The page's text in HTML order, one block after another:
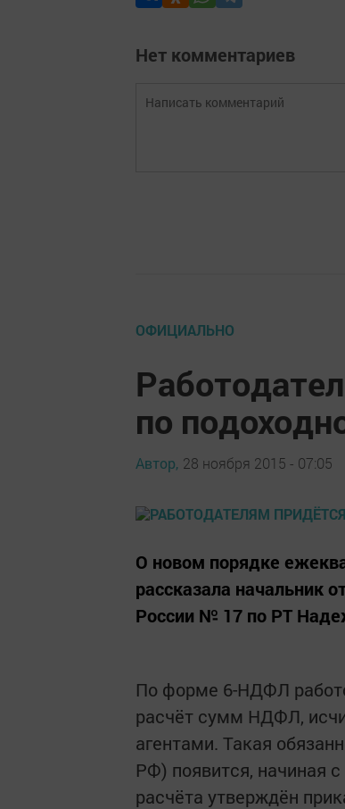
Нет комментариев
ОФИЦИАЛЬНО
по
Автор, 28 ноября 2015 - 07:05
О новом порядке
рассказала начальник
России № 17 по РТ
По форме 6-НДФЛ
расчёт сумм НДФЛ,
агентами. Такая
РФ) появится, начиная
расчёта утверждён